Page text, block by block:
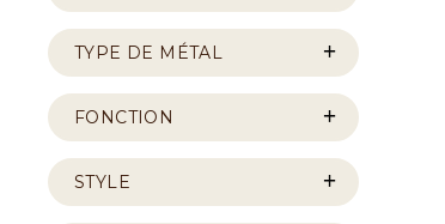
TYPE DE MÉTAL
FONCTION
STYLE